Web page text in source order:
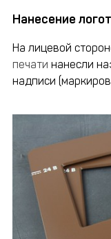
Нанесение
На лицевой
печати нанесли
надписи